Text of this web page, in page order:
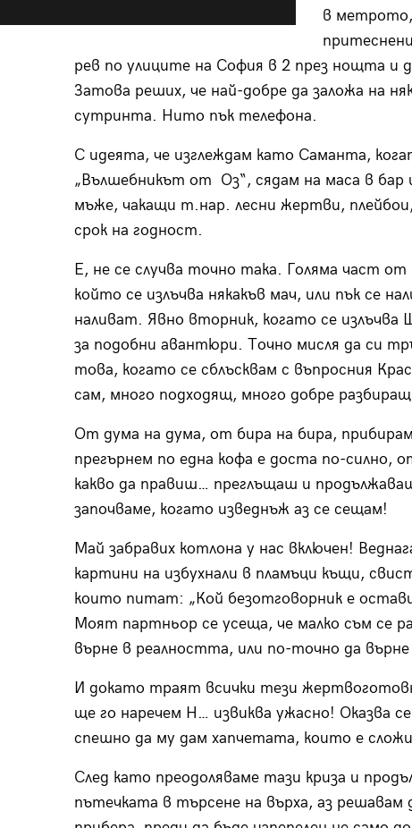
в
рев по улиците на София в 2 през нощта и
Затова реших, че най-добре да заложа на
сутринта. Нито пък телефона.
С идеята, че изглеждам като Саманта,
„Вълшебникът от Оз“, сядам на маса в бар
мъже, чакащи т.нар. лесни жертви,
срок на годност.
Е, не се случва точно така. Голяма част
който се излъчва някакъв мач, или пък се
наливат. Явно вторник, когато се излъчва
за подобни авантюри. Точно мисля да си
това, когато се сблъсквам с въпросния
сам, много подходящ, много добре разбиращ
От дума на дума, от бира на бира,
прегърнем по една кофа е доста по-силно,
какво да правиш… преглъщаш и
започваме, когато изведнъж аз се сещам!
Май забравих котлона у нас включен!
картини на избухнали в пламъци къщи,
които питат: „Кой безотговорник е
Моят партньор се усеща, че малко съм се
върне в реалността, или по-точно да
И докато траят всички тези
ще го наречем Н… извиква ужасно! Оказва
спешно да му дам хапчетата, които е
След като преодоляваме тази криза и
пътечката в търсене на върха, аз решавам